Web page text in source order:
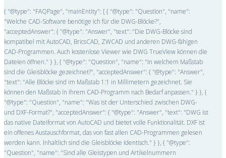
{ "@type": "FAQPage", "mainEntity": [ { "@type": "Question", "name":
"Welche CAD-Software benötige ich für die DWG-Blöcke?",
"acceptedAnswer": { "@type": "Answer", "text": "Die DWG-Blöcke sind
kompatibel mit AutoCAD, BricsCAD, ZWCAD und anderen DWG-fähigen
CAD-Programmen. Auch kostenlose Viewer wie DWG TrueView können die
Dateien öffnen." } }, { "@type": "Question", "name": "In welchem Maßstab
sind die Gleisblöcke gezeichnet?", "acceptedAnswer": { "@type": "Answer",
"text": "Alle Blöcke sind im Maßstab 1:1 in Millimetern gezeichnet. Sie
können den Maßstab in Ihrem CAD-Programm nach Bedarf anpassen." } }, {
"@type": "Question", "name": "Was ist der Unterschied zwischen DWG-
und DXF-Format?", "acceptedAnswer": { "@type": "Answer", "text": "DWG ist
das native Dateiformat von AutoCAD und bietet volle Funktionalität. DXF ist
ein offenes Austauschformat, das von fast allen CAD-Programmen gelesen
werden kann. Inhaltlich sind die Gleisblöcke identisch." } }, { "@type":
"Question", "name": "Sind alle Gleistypen und Artikelnummern